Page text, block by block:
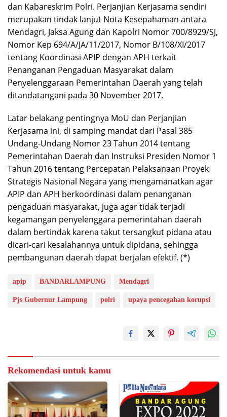
dan Kabareskrim Polri. Perjanjian Kerjasama sendiri
merupakan tindak lanjut Nota Kesepahaman antara
Mendagri, Jaksa Agung dan Kapolri Nomor 700/8929/SJ,
Nomor Kep 694/A/JA/11/2017, Nomor B/108/XI/2017
tentang Koordinasi APIP dengan APH terkait
Penanganan Pengaduan Masyarakat dalam
Penyelenggaraan Pemerintahan Daerah yang telah
ditandatangani pada 30 November 2017.
Latar belakang pentingnya MoU dan Perjanjian
Kerjasama ini, di samping mandat dari Pasal 385
Undang-Undang Nomor 23 Tahun 2014 tentang
Pemerintahan Daerah dan Instruksi Presiden Nomor 1
Tahun 2016 tentang Percepatan Pelaksanaan Proyek
Strategis Nasional Negara yang mengamanatkan agar
APIP dan APH berkoordinasi dalam penanganan
pengaduan masyarakat, juga agar tidak terjadi
kegamangan penyelenggara pemerintahan daerah
dalam bertindak karena takut tersangkut pidana atau
dicari-cari kesalahannya untuk dipidana, sehingga
pembangunan daerah dapat berjalan efektif. (*)
apip BANDARLAMPUNG Mendagri
Pjs Gubernur Lampung polri upaya pencegahan korupsi
Rekomendasi untuk kamu